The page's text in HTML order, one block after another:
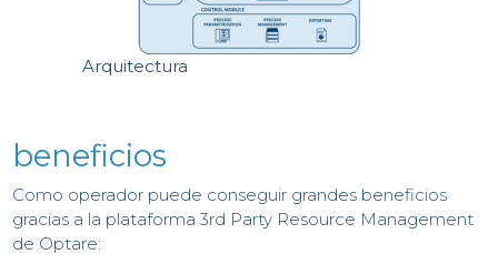
Arquitectura
beneficios
Como operador puede conseguir grandes beneficios
gracias a la plataforma 3rd Party Resource Management
de Optare: